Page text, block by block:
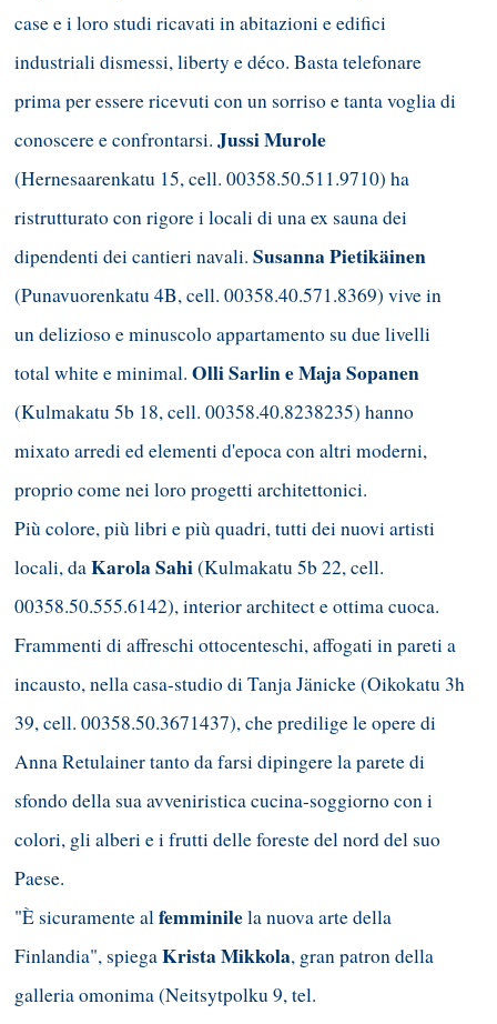
case e i loro studi ricavati in abitazioni e edifici
industriali dismessi, liberty e déco. Basta telefonare
prima per essere ricevuti con un sorriso e tanta voglia di
conoscere e confrontarsi. Jussi Murole
(Hernesaarenkatu 15, cell. 00358.50.511.9710) ha
ristrutturato con rigore i locali di una ex sauna dei
dipendenti dei cantieri navali. Susanna Pietikäinen
(Punavuorenkatu 4B, cell. 00358.40.571.8369) vive in
un delizioso e minuscolo appartamento su due livelli
total white e minimal. Olli Sarlin e Maja Sopanen
(Kulmakatu 5b 18, cell. 00358.40.8238235) hanno
mixato arredi ed elementi d'epoca con altri moderni,
proprio come nei loro progetti architettonici.
Più colore, più libri e più quadri, tutti dei nuovi artisti
locali, daKarola Sahi(Kulmakatu 5b 22, cell.
00358.50.555.6142), interior architect e ottima cuoca.
Frammenti di affreschi ottocenteschi, affogati in pareti a
incausto, nella casa-studio di Tanja Jänicke (Oikokatu 3h
39, cell. 00358.50.3671437), che predilige le opere di
Anna Retulainer tanto da farsi dipingere la parete di
sfondo della sua avveniristica cucina-soggiorno con i
colori, gli alberi e i frutti delle foreste del nord del suo
Paese.
"È sicuramente al femminilela nuova arte della
Finlandia", spiegaKrista Mikkola, gran patron della
galleria omonima (Neitsytpolku 9, tel.